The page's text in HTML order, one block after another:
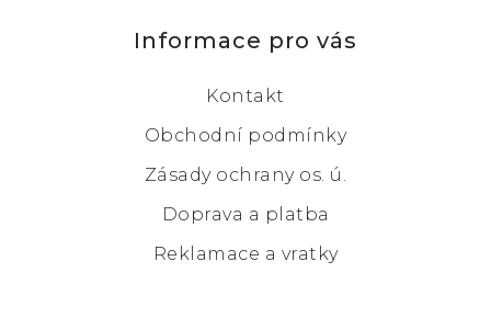
Informace pro vás
Kontakt
Obchodní podmínky
Zásady ochrany os. ú.
Doprava a platba
Reklamace a vratky